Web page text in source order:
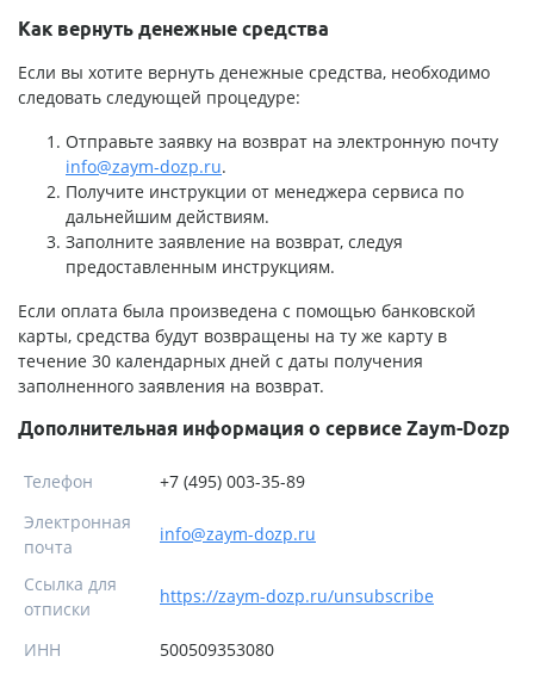
Как вернуть денежные средства
Если вы хотите вернуть денежные средства, необходимо
следовать следующей процедуре:
Отправьте заявку на возврат на электронную почту
info@zaym-dozp.ru.
Получите инструкции от менеджера сервиса по
дальнейшим действиям.
Заполните заявление на возврат, следуя
предоставленным инструкциям.
Если оплата была произведена с помощью банковской
карты, средства будут возвращены на ту же карту в
течение 30 календарных дней с даты получения
заполненного заявления на возврат.
Дополнительная информация о сервисе Zaym-Dozp
Телефон
+7 (495) 003-35-89
Электронная
почта
info@zaym-dozp.ru
Ссылка для
отписки
https://zaym-dozp.ru/unsubscribe
ИНН
500509353080